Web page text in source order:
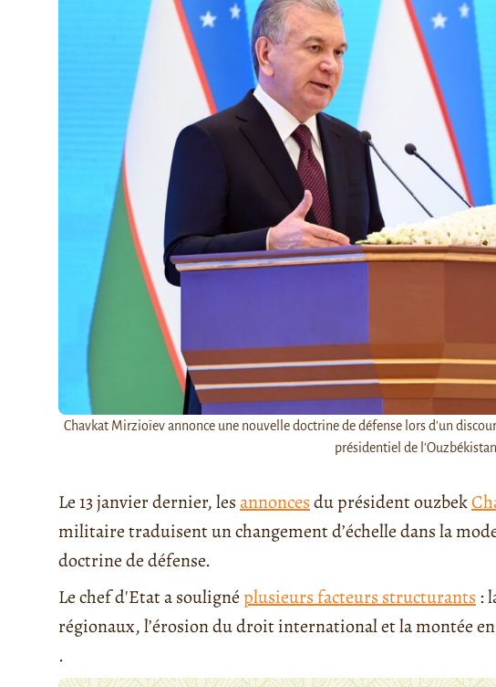
Chavkat Mirzioïev annonce une nouvelle doctrine de défense lors d'un
présidentiel de l'Ouzbékistan
Le 13 janvier dernier, lesannoncesdu président ouzbek
militaire traduisent un changement d’échelle dans la
doctrine de défense.
Le chef d'Etat a soulignéplusieurs facteurs structurants :
régionaux, l’érosion du droit international et la montée
.